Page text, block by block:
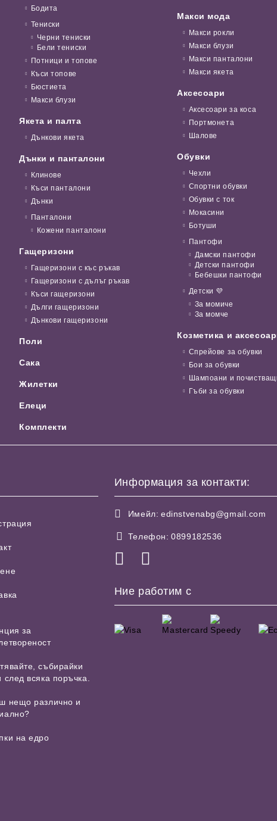
Бодита
Тениски
Черни тениски
Бели тениски
Потници и топове
Къси топове
Бюстиета
Макси блузи
Якета и палта
Дънкови якета
Дънки и панталони
Клинове
Къси панталони
Дънки
Панталони
Кожени панталони
Гащеризони
Гащеризони с къс ръкав
Гащеризони с дълъг ръкав
Къси гащеризони
Дълги гащеризони
Дънкови гащеризони
Поли
Сака
Жилетки
Елеци
Комплекти
Макси мода
Макси рокли
Макси блузи
Макси панталони
Макси якета
Аксесоари
Аксесоари за коса
Портмонета
Шалове
Обувки
Чехли
Спортни обувки
Обувки с ток
Мокасини
Ботуши
Пантофи
Дамски пантофи
Детски пантофи
Бебешки пантофи
Детски 💜
За момиче
За момче
Козметика и
Спрейове за обувки
Бои за обувки
Шампоани и
Гъби за обувки
за
събирайки
след всяка поръчка.
нещо различно и
на едро
Информация за контакти:
Имейл: edinstvenabg@gmail.com
Телефон: 0899182536
Ние работим с